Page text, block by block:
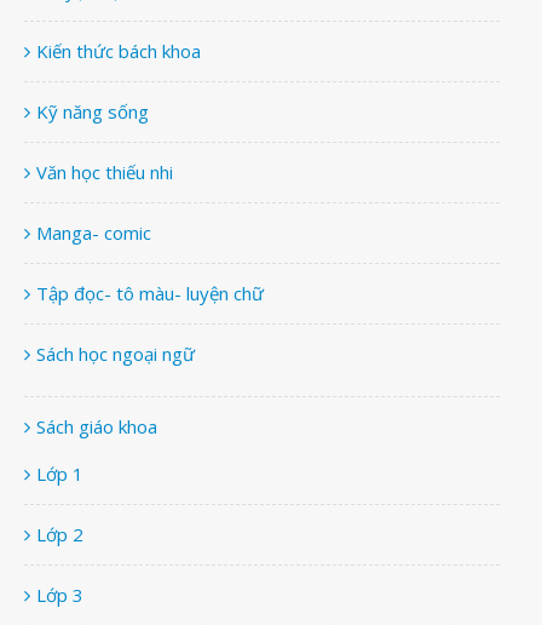
Kiến thức bách khoa
Kỹ năng sống
Văn học thiếu nhi
Manga- comic
Tập đọc- tô màu- luyện chữ
Sách học ngoại ngữ
Sách giáo khoa
Lớp 1
Lớp 2
Lớp 3